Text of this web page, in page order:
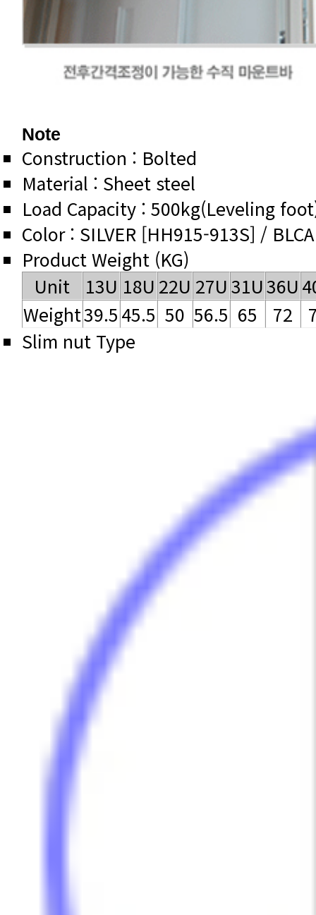
Note
Construction : Bolted
Material : Sheet steel
Load Capacity : 500kg(Leveling
Color : SILVER [HH915-913S] /
Product Weight (KG)
Unit
13U 18U 22U 27U31U36U
Weight39.545.5 50 56.5 65 72
Slim nut Type